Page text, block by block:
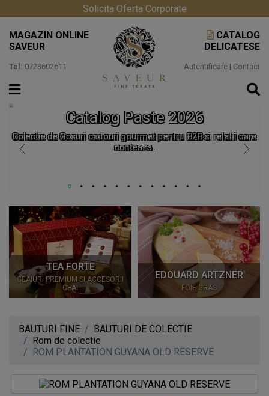
Solicita Oferta Corporate
MAGAZIN ONLINE
SAVEUR
Tel: 0723602611
CATALOG
DELICATESE
Autentificare | Contact
Catalog Paste 2026
Colectie de Cosuri cadouri gourmet pentru B2B si relatii care
conteaza.
TEA FORTE
CEAIURI PREMIUM SI ACCESORII
CEAI
EDOUARD ARTZNER
FOIE GRAS
BAUTURI FINE
BAUTURI DE COLECTIE
Rom de colectie
ROM PLANTATION GUYANA OLD RESERVE